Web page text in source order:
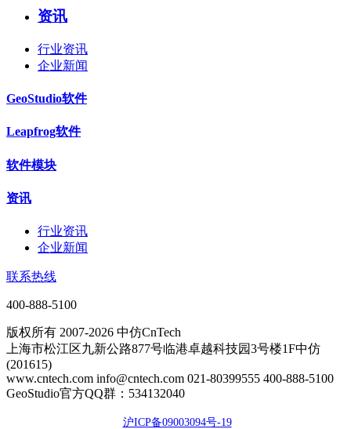
资讯
行业资讯
企业新闻
GeoStudio软件
Leapfrog软件
软件模块
资讯
行业资讯
企业新闻
联系热线
400-888-5100
版权所有 2007-2026 中仿CnTech
上海市松江区九新公路877号临港卓越科技园3号楼1F中仿
(201615)
www.cntech.com info@cntech.com 021-80399555 400-888-5100
GeoStudio官方QQ群：534132040
沪ICP备09003094号-19